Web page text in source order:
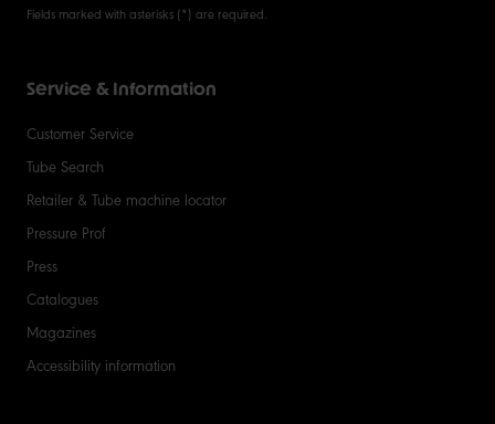
Fields marked with asterisks (*) are required.
Service & Information
Customer Service
Tube Search
Retailer & Tube machine locator
Pressure Prof
Press
Catalogues
Magazines
Accessibility information